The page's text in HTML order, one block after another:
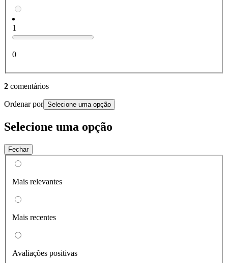
1
0
2 comentários
Ordenar por Selecione uma opção
Selecione uma opção
Fechar
Mais relevantes
Mais recentes
Avaliações positivas